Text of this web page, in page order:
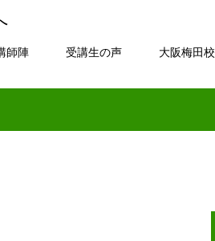
師陣 受講生の声 大阪梅田校